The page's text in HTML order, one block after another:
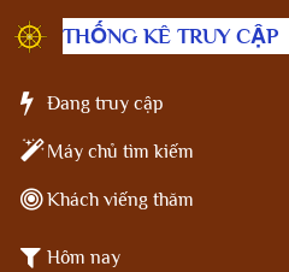
THỐNG KÊ TRUY CẬP
Đang truy cập
Máy chủ tìm kiếm
Khách viếng thăm
Hôm nay